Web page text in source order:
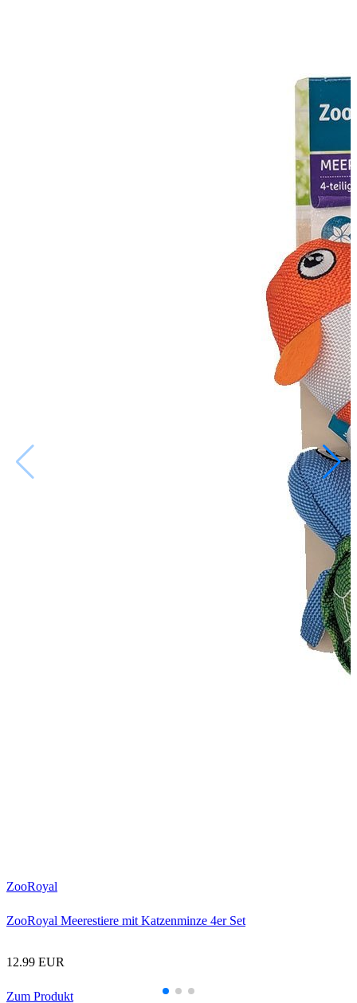
ZooRoyal
ZooRoyal Meerestiere mit Katzenminze 4er Set
12.99 EUR
Zum Produkt